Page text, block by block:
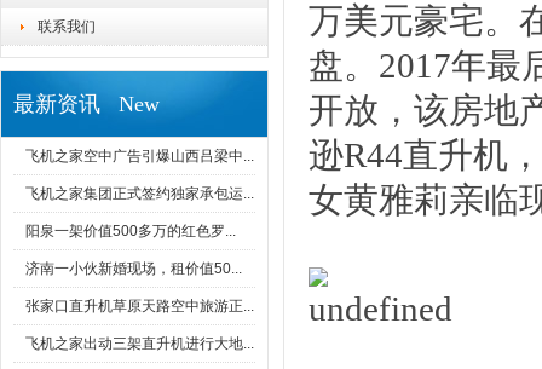
联系我们
最新资讯 New
飞机之家空中广告引爆山西吕梁中...
飞机之家集团正式签约独家承包运...
阳泉一架价值500多万的红色罗...
济南一小伙新婚现场，租价值50...
张家口直升机草原天路空中旅游正...
飞机之家出动三架直升机进行大地...
万美元豪宅。
盘。2017年最
开放，该房地
逊R44直升机
女黄雅莉亲临